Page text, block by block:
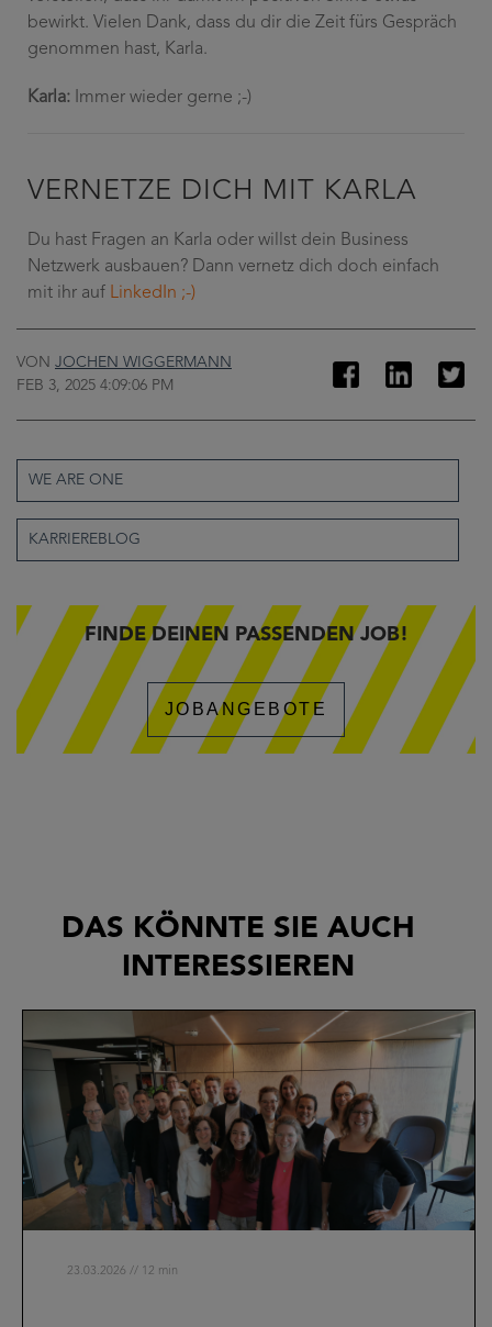
bewirkt. Vielen Dank, dass du dir die Zeit fürs Gespräch
genommen hast, Karla.
Karla: Immer wieder gerne ;-)
VERNETZE DICH MIT KARLA
Du hast Fragen an Karla oder willst dein Business
Netzwerk ausbauen? Dann vernetz dich doch einfach
mit ihr auf LinkedIn ;-)
VON JOCHEN WIGGERMANN
FEB 3, 2025 4:09:06 PM
WE ARE ONE
KARRIEREBLOG
FINDE DEINEN PASSENDEN JOB!
JOBANGEBOTE
DAS KÖNNTE SIE AUCH
INTERESSIEREN
23.03.2026 // 12 min